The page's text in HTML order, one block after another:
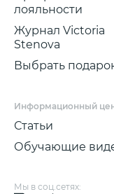
лояльности
Журнал Victoria
Stenova
Выбрать
Информационный
Статьи
Обучающие
Мы в соц.сетях: